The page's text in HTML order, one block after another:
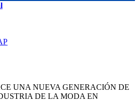
UNA NUEVA GENERACIÓN DE
DE LA MODA EN